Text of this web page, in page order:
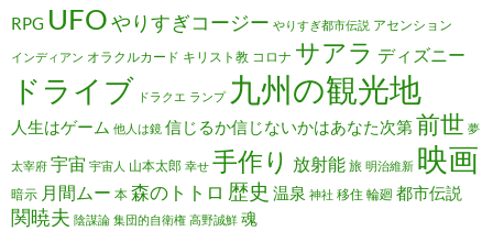
RPG UFOやりすぎコージー やりすぎ都市伝説 アセンション
インディアン オラクルカード キリスト教 コロナ サアラ ディズニー
ドライブ ドラクエ ランプ 九州の観光地
人生はゲーム 他人は鏡 信じるか信じないかはあなた次第前世 夢
太宰府 宇宙 宇宙人 山本太郎 幸せ 手作り 放射能 旅 明治維新 映画
暗示 月間ムー 本 森のトトロ 歴史 温泉 神社 移住 輪廻 都市伝説
関暁夫 陰謀論 集団的自衛権 高野誠鮮 魂